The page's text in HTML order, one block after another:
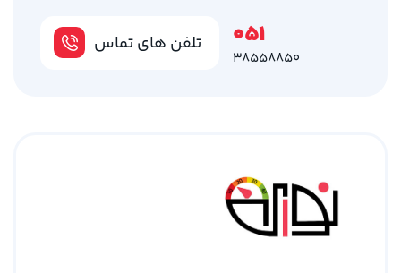
تلفن های تماس 051
38558850